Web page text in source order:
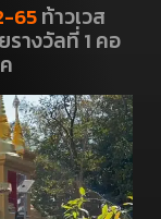
65ท้าวเวส
างวัลที่ 1 คอ